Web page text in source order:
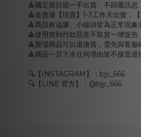
🔺國定假日統一不出貨、不回覆訊息
🔺全賣場【現貨】1-3工作天出貨，
🔺商品有溢膠、小線頭皆為正常現象
🔺使用貨到付款惡意不取貨一律提告
🔺賣場商品可以退換貨，需先與客
🔺商品一旦下水任何理由皆不接受退
-
🔍【INSTAGRAM】：bjy_666
🔍【LINE 官方】：@bjy_666